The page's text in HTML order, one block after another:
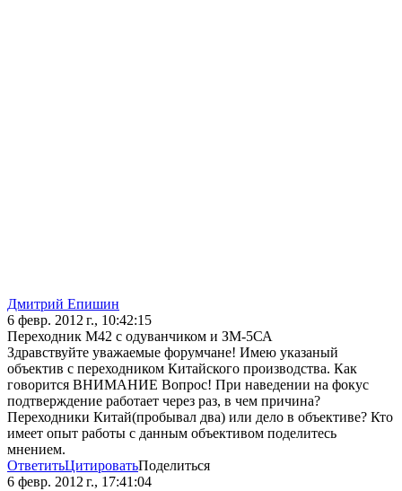
Дмитрий Епишин
6 февр. 2012 г., 10:42:15
Переходник М42 с одуванчиком и ЗМ-5СА
Здравствуйте уважаемые форумчане! Имею указаный
объектив с переходником Китайского производства. Как
говорится ВНИМАНИЕ Вопрос! При наведении на фокус
подтверждение работает через раз, в чем причина?
Переходники Китай(пробывал два) или дело в объективе? Кто
имеет опыт работы с данным объективом поделитесь
мнением.
ОтветитьЦитироватьПоделиться
6 февр. 2012 г., 17:41:04